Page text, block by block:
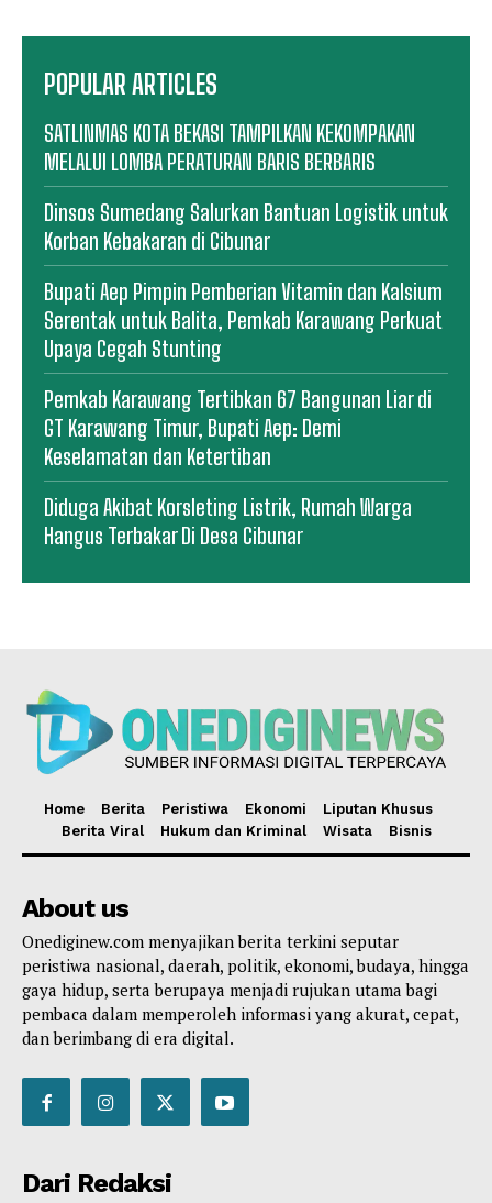
POPULAR ARTICLES
SATLINMAS KOTA BEKASI TAMPILKAN KEKOMPAKAN
MELALUI LOMBA PERATURAN BARIS BERBARIS
Dinsos Sumedang Salurkan Bantuan Logistik untuk
Korban Kebakaran di Cibunar
Bupati Aep Pimpin Pemberian Vitamin dan Kalsium
Serentak untuk Balita, Pemkab Karawang Perkuat
Upaya Cegah Stunting
Pemkab Karawang Tertibkan 67 Bangunan Liar di
GT Karawang Timur, Bupati Aep: Demi
Keselamatan dan Ketertiban
Diduga Akibat Korsleting Listrik, Rumah Warga
Hangus Terbakar Di Desa Cibunar
Home Berita Peristiwa Ekonomi
Liputan Khusus
Berita Viral
Hukum dan Kriminal Wisata Bisnis
About us
Onediginew.com menyajikan berita terkini seputar
peristiwa nasional, daerah, politik, ekonomi, budaya, hingga
gaya hidup, serta berupaya menjadi rujukan utama bagi
pembaca dalam memperoleh informasi yang akurat, cepat,
dan berimbang di era digital.
Dari Redaksi